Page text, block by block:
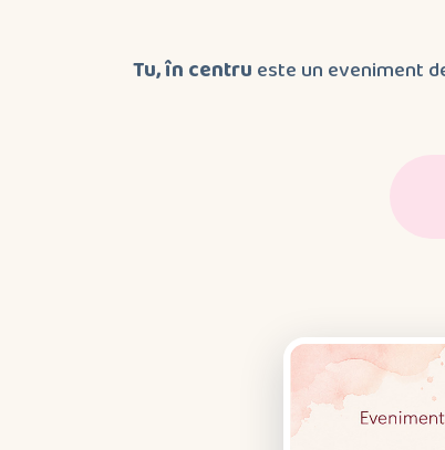
Tu, în centru este un eveniment